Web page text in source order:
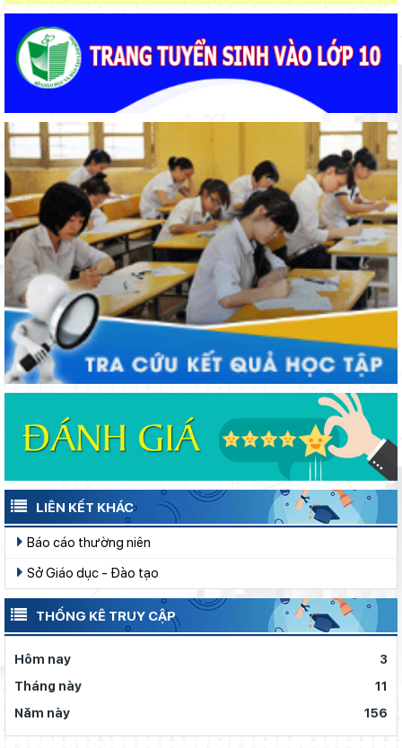
cho năm học 2026 - 2027
Bảo đảm ngày khai giảng thực sự là ngày hội của học sinh và
giáo viên
Khát khao thay đổi cuộc sống bằng con đường học tập
Thí điểm giáo dục AI góp phần đổi mới quản trị, nâng cao hiệu
quả hoạt động giáo dục
LIÊN KẾT KHÁC
Báo cáo thường niên
Sở Giáo dục - Đào tạo
THỐNG KÊ TRUY CẬP
Hôm nay
3
Tháng này
11
Năm này
156